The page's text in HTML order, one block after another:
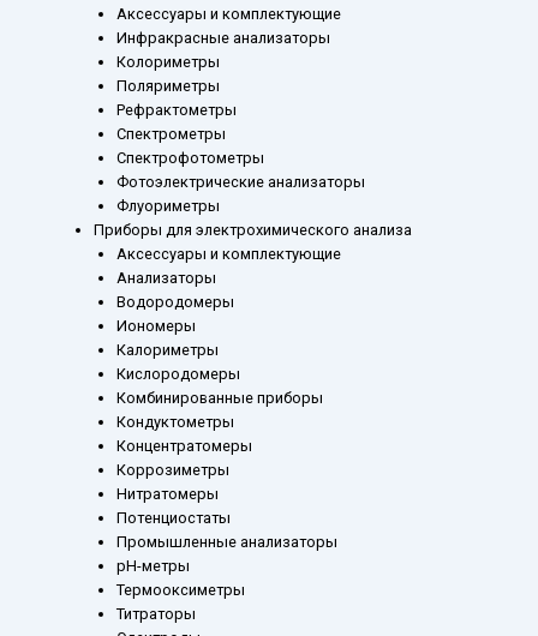
Аксессуары и комплектующие
Инфракрасные анализаторы
Колориметры
Поляриметры
Рефрактометры
Спектрометры
Спектрофотометры
Фотоэлектрические анализаторы
Флуориметры
Приборы для электрохимического анализа
Аксессуары и комплектующие
Анализаторы
Водородомеры
Иономеры
Калориметры
Кислородомеры
Комбинированные приборы
Кондуктометры
Концентратомеры
Коррозиметры
Нитратомеры
Потенциостаты
Промышленные анализаторы
рН-метры
Термооксиметры
Титраторы